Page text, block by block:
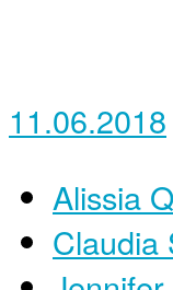
11.06.2018
Alissia
Claudia